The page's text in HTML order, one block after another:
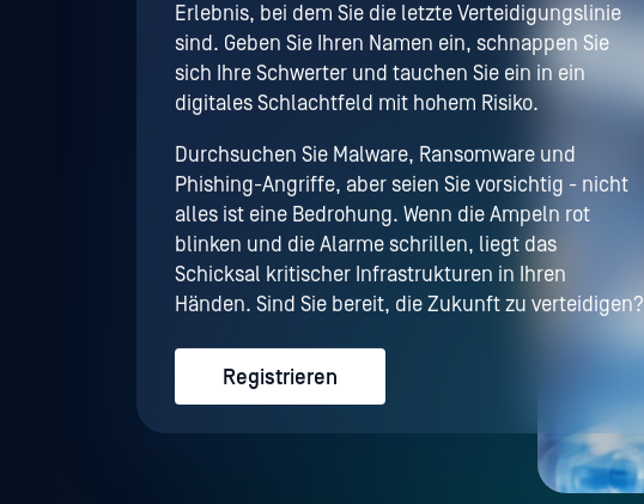
Erlebnis, bei dem Sie die letzte Verteidigungslinie
sind. Geben Sie Ihren Namen ein, schnappen Sie
sich Ihre Schwerter und tauchen Sie ein in ein
digitales Schlachtfeld mit hohem Risiko.
Durchsuchen Sie Malware, Ransomware und
Phishing-Angriffe, aber seien Sie vorsichtig - nicht
alles ist eine Bedrohung. Wenn die Ampeln rot
blinken und die Alarme schrillen, liegt das
Schicksal kritischer Infrastrukturen in Ihren
Händen. Sind Sie bereit, die Zukunft zu verteidigen?
Registrieren